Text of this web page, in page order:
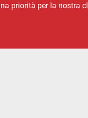
priorità per la nostra